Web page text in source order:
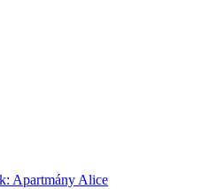
Apartmány Alice